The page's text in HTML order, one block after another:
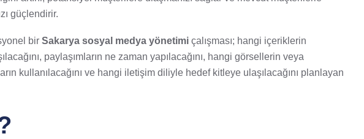
güçlendirir.
bir Sakarya sosyal medya yönetimi çalışması; hangi içeriklerin
paylaşımların ne zaman yapılacağını, hangi görsellerin veya
kullanılacağını ve hangi iletişim diliyle hedef kitleye ulaşılacağını planlayan